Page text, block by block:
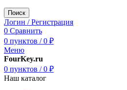
Поиск
Логин / Регистрация
0 Сравнить
0 пунктов / 0 ₽
Меню
FourKey.ru
0 пунктов / 0 ₽
Наш каталог